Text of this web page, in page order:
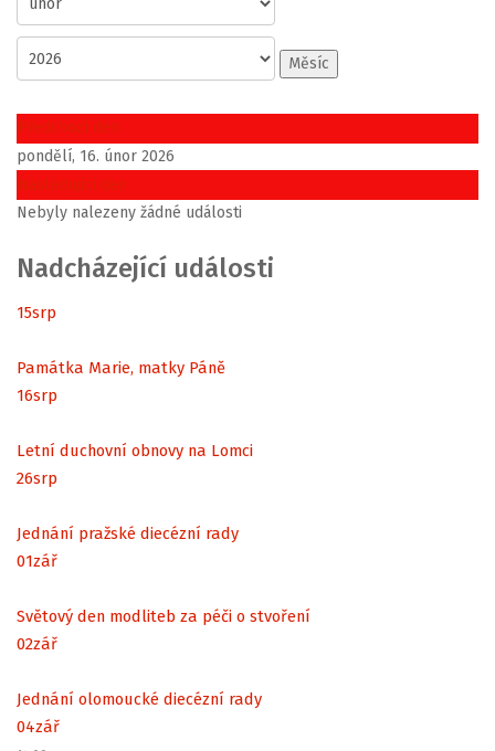
Měsíc
Předchozí den
pondělí, 16. únor 2026
Následující den
Nebyly nalezeny žádné události
Nadcházející události
15srp
Památka Marie, matky Páně
16srp
Letní duchovní obnovy na Lomci
26srp
Jednání pražské diecézní rady
01zář
Světový den modliteb za péči o stvoření
02zář
Jednání olomoucké diecézní rady
04zář